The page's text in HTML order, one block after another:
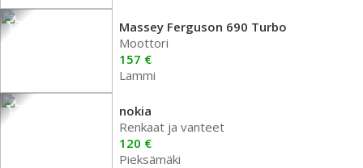
Massey Ferguson 690 Turbo
Moottori
157 €
Lammi
nokia
Renkaat ja vanteet
120 €
Pieksämäki